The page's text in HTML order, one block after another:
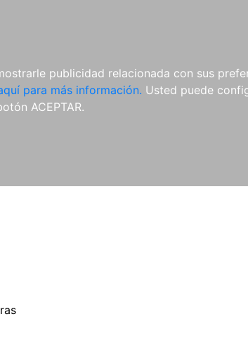
publicidad relacionada con sus
para más información. Usted puede
ACEPTAR.
REVISTAS
CDS Y
DVDS
MATERIAL
COMPLEMENTARIO